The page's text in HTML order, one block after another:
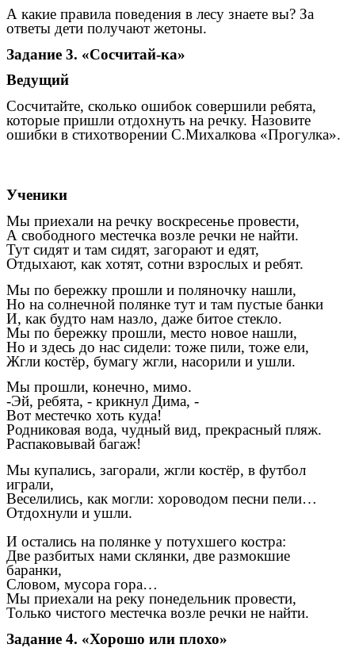
А какие правила поведения в лесу знаете вы? За
ответы дети получают жетоны.
Задание 3. «Сосчитай-ка»
Ведущий
Сосчитайте, сколько ошибок совершили ребята,
которые пришли отдохнуть на речку. Назовите
ошибки в стихотворении С.Михалкова «Прогулка».
Ученики
Мы приехали на речку воскресенье провести,
А свободного местечка возле речки не найти.
Тут сидят и там сидят, загорают и едят,
Отдыхают, как хотят, сотни взрослых и ребят.
Мы по бережку прошли и поляночку нашли,
Но на солнечной полянке тут и там пустые банки
И, как будто нам назло, даже битое стекло.
Мы по бережку прошли, место новое нашли,
Но и здесь до нас сидели: тоже пили, тоже ели,
Жгли костёр, бумагу жгли, насорили и ушли.
Мы прошли, конечно, мимо.
-Эй, ребята, - крикнул Дима, -
Вот местечко хоть куда!
Родниковая вода, чудный вид, прекрасный пляж.
Распаковывай багаж!
Мы купались, загорали, жгли костёр, в футбол
играли,
Веселились, как могли: хороводом песни пели…
Отдохнули и ушли.
И остались на полянке у потухшего костра:
Две разбитых нами склянки, две размокшие
баранки,
Словом, мусора гора…
Мы приехали на реку понедельник провести,
Только чистого местечка возле речки не найти.
Задание 4. «Хорошо или плохо»